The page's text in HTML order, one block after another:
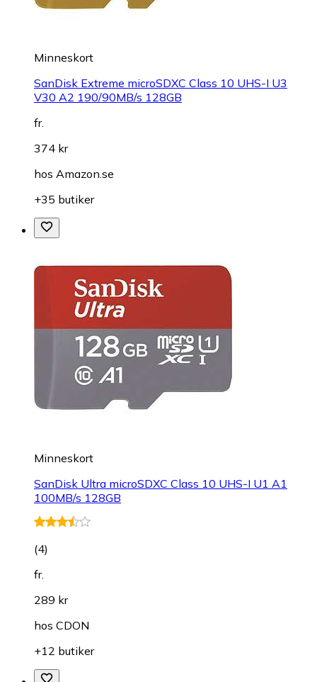
Minneskort
SanDisk Extreme microSDXC Class 10 UHS-I U3
V30 A2 190/90MB/s 128GB
fr.
374 kr
hos Amazon.se
+35 butiker
Minneskort
SanDisk Ultra microSDXC Class 10 UHS-I U1 A1
100MB/s 128GB
(4)
fr.
289 kr
hos CDON
+12 butiker